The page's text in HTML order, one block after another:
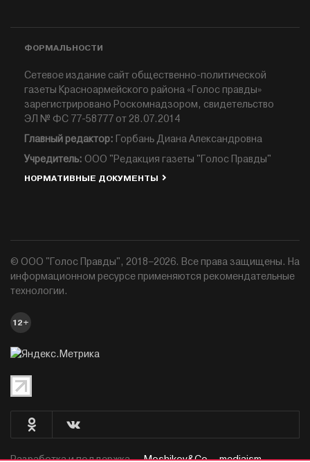
ФОРМАЛЬНОСТИ
Сетевое издание сайт общественно-политической
газеты Красноармейского района «Голос правды»
зарегистрировано Роскомнадзором, свидетельство
ЭЛ № ФС 77-58777 от 28.07.2014
Главный редактор: Горбань Диана Александровна
Учредитель: ООО "Редакция газеты "Голос Правды"
НОРМАТИВНЫЕ ДОКУМЕНТЫ
© ООО "Голос Правды", 2018–2026. Все права защищены. На
информационном ресурсе применяются рекомендательные
технологии.
12+